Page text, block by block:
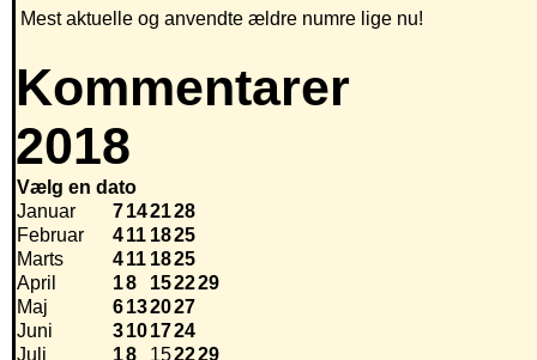
Mest aktuelle og anvendte ældre numre lige nu!
Kommentarer
2018
Vælg en dato
Januar
7142128
Februar
411 1825
Marts
411 1825
April
18 152229
Maj
6132027
Juni
3101724
Juli
18 152229